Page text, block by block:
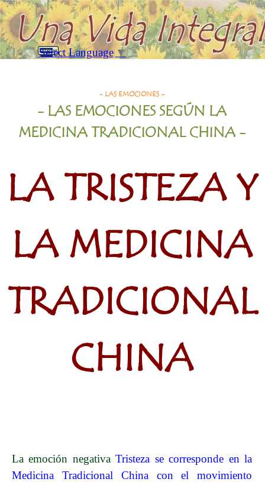
Vaya al Contenido
Saltar menú
Select Language ▼
Buscar
- LAS EMOCIONES –
- LAS EMOCIONES SEGÚN LA
MEDICINA TRADICIONAL CHINA -
LA TRISTEZA Y
LA MEDICINA
TRADICIONAL
CHINA
La emoción negativaTristeza se corresponde en la
Medicina Tradicional China con el movimiento